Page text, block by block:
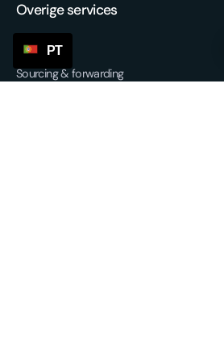
Overige services
Sourcing & forwarding
PT